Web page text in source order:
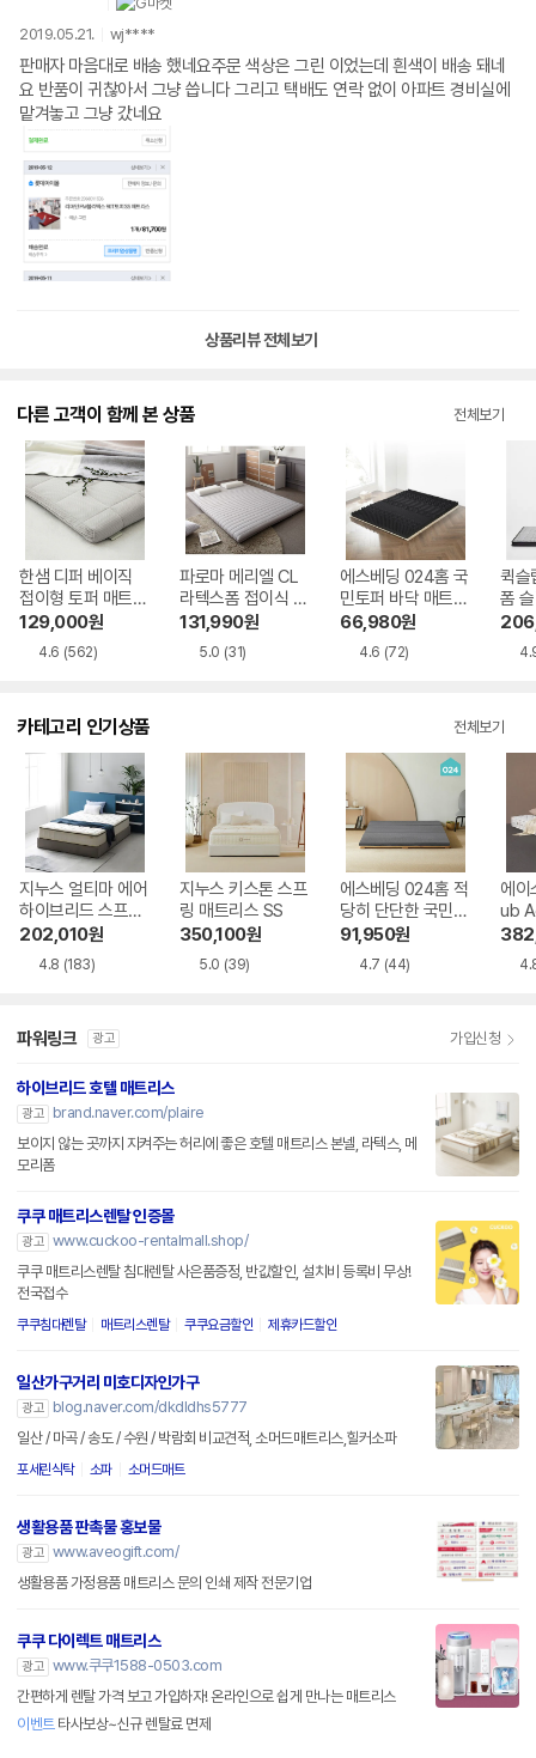
2019.05.21. wj****
판매자 마음대로 배송 했네요주문 색상은 그린 이었는데 흰색이 배송 돼네
요 반품이 귀찮아서 그냥 씁니다 그리고 택배도 연락 없이 아파트 경비실에
맡겨놓고 그냥 갔네요
상품리뷰 전체보기
다른 고객이 함께 본 상품 전체보기
한샘 디퍼 베이직
접이형 토퍼 매트리
스 SS 7cm
129,000원
4.6 (562)
파로마 메리엘 CL
라텍스폼 접이식 토
퍼 매트리스 MS 7c
131,990원
5.0 (31)
에스베딩 024홈 국
민토퍼 바닥 매트리
스 SS 12cm
66,980원
4.6 (72)
퀵슬
폼
토
카테고리 인기상품 전체보기
지누스 얼티마 에어
하이브리드 스프링
매트리스 SS
202,010원
4.8 (183)
지누스 키스톤 스프
링 매트리스 SS
350,100원
5.0 (39)
에스베딩 024홈 적
당히 단단한 국민토
퍼 3단 접이식 매트
리스 SS
91,950원
4.7 (44)
에이
ub
스
파워링크 광고 가입신청
하이브리드 호텔 매트리스
광고
brand.naver.com/plaire
보이지 않는 곳까지 지켜주는 허리에 좋은 호텔 매트리스 본넬, 라텍스, 메
모리폼
쿠쿠 매트리스렌탈 인증몰
광고 www.cuckoo-rentalmall.shop/
쿠쿠 매트리스렌탈 침대렌탈 사은품증정, 반값할인, 설치비 등록비 무상!
전국접수
쿠쿠침대렌탈 매트리스렌탈 쿠쿠요금할인 제휴카드할인
일산가구거리 미호디자인가구
광고
blog.naver.com/dkdldhs5777
일산 / 마곡 / 송도 / 수원 / 박람회 비교견적, 소머드매트리스,힐커소파
포세린식탁 소파 소머드매트
생활용품 판촉물 홍보물
광고 www.aveogift.com/
생활용품 가정용품 매트리스 문의 인쇄 제작 전문기업
쿠쿠 다이렉트 매트리스
광고 www.쿠쿠1588-0503.com
간편하게 렌탈 가격 보고 가입하자! 온라인으로 쉽게 만나는 매트리스
이벤트 타사보상~신규 렌탈료 면제